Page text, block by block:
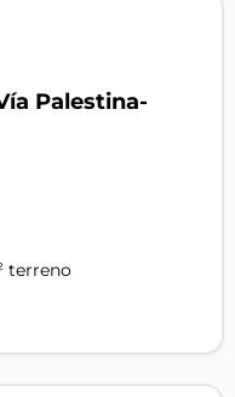
Palestina-
terreno